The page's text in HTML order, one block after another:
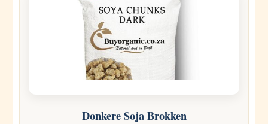
Donkere Soja Brokken